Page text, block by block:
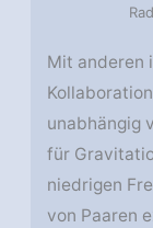
Mit anderen
unabhängig
für
niedrigen
von Paaren